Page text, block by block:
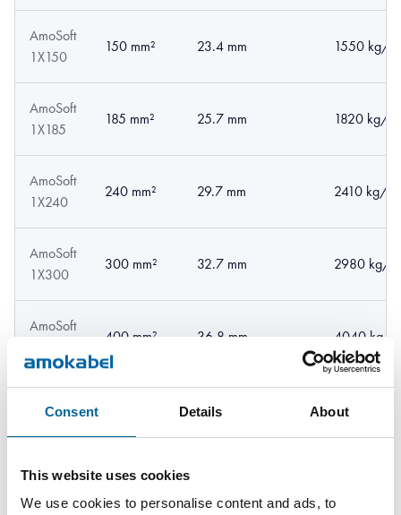
Consent Details About
This website uses cookies
We use cookies to personalise content and ads, to
AmoSoft
1X150
150 mm² 23.4 mm 1550 kg/
AmoSoft
1X185
185 mm² 25.7 mm 1820 kg/
AmoSoft
1X240
240 mm² 29.7 mm 2410 kg/
AmoSoft
1X300
300 mm² 32.7 mm 2980 kg/
AmoSoft
400 mm² 36.8 mm 4040 kg/